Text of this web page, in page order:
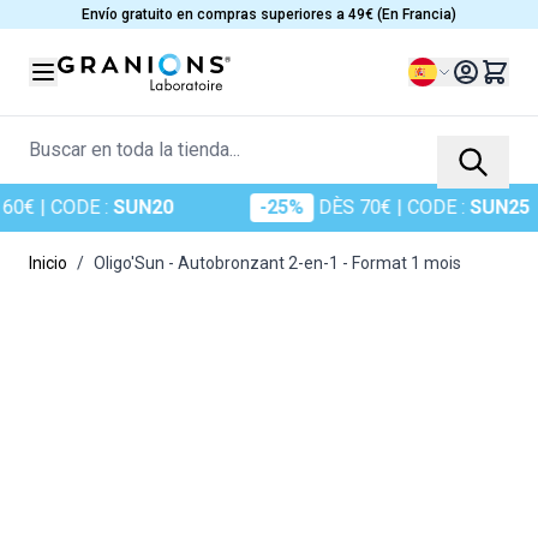
Ir al contenidoEnvío gratuito en compras superiores a 49€ (En Francia)
Lenguaje
Buscar en toda la tienda...
| CODE :SUN20 -25% DÈS 70€ | CODE :SUN25
Inicio / Oligo'Sun - Autobronzant 2-en-1 - Format 1 mois